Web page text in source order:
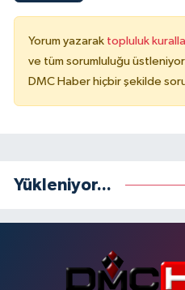
Yorum yazarak topluluk
ve tüm sorumluluğu
DMC Haber hiçbir şekilde
Yükleniyor...